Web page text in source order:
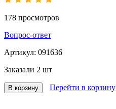
178 просмотров
Вопрос-ответ
Артикул: 091636
Заказали 2 шт
В корзину Перейти в корзину